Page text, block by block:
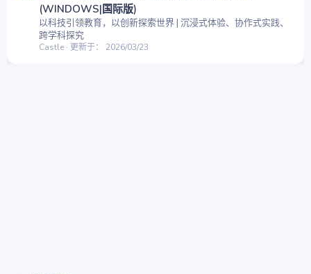
(WINDOWS|国际版)
以科技引领教育，以创新探索世界 | 沉浸式体验、协作式实践、
跨学科探究
Castle 更新于： 2026/03/23